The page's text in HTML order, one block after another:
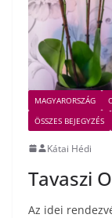
MAGYARORSZÁG
ÖSSZES BEJEGYZÉS
Kátai Hédi
Tavaszi
Az idei